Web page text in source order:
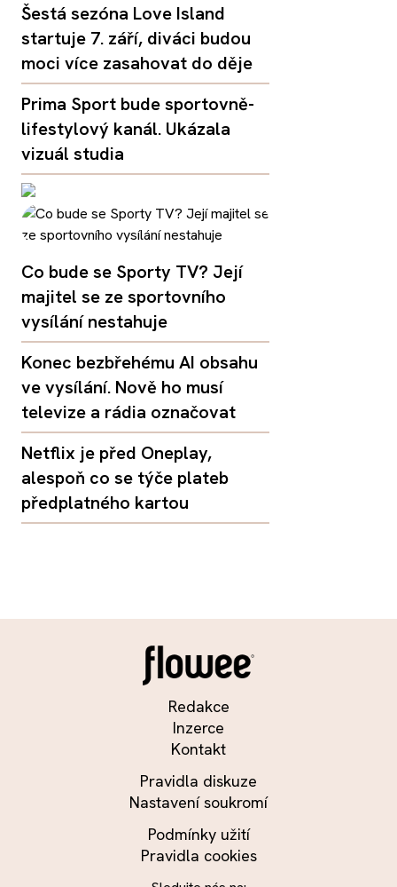
Šestá sezóna Love Island
startuje 7. září, diváci budou
moci více zasahovat do děje
Prima Sport bude sportovně-
lifestylový kanál. Ukázala
vizuál studia
Co bude se Sporty TV? Její
majitel se ze sportovního
vysílání nestahuje
Konec bezbřehému AI obsahu
ve vysílání. Nově ho musí
televize a rádia označovat
Netflix je před Oneplay,
alespoň co se týče plateb
předplatného kartou
Redakce
Inzerce
Kontakt
Pravidla diskuze
Nastavení soukromí
Podmínky užití
Pravidla cookies